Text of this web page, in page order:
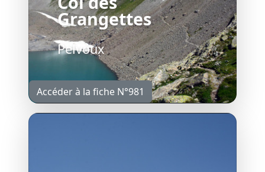
Grangettes
Pelvoux
Accéder à la fiche N°981